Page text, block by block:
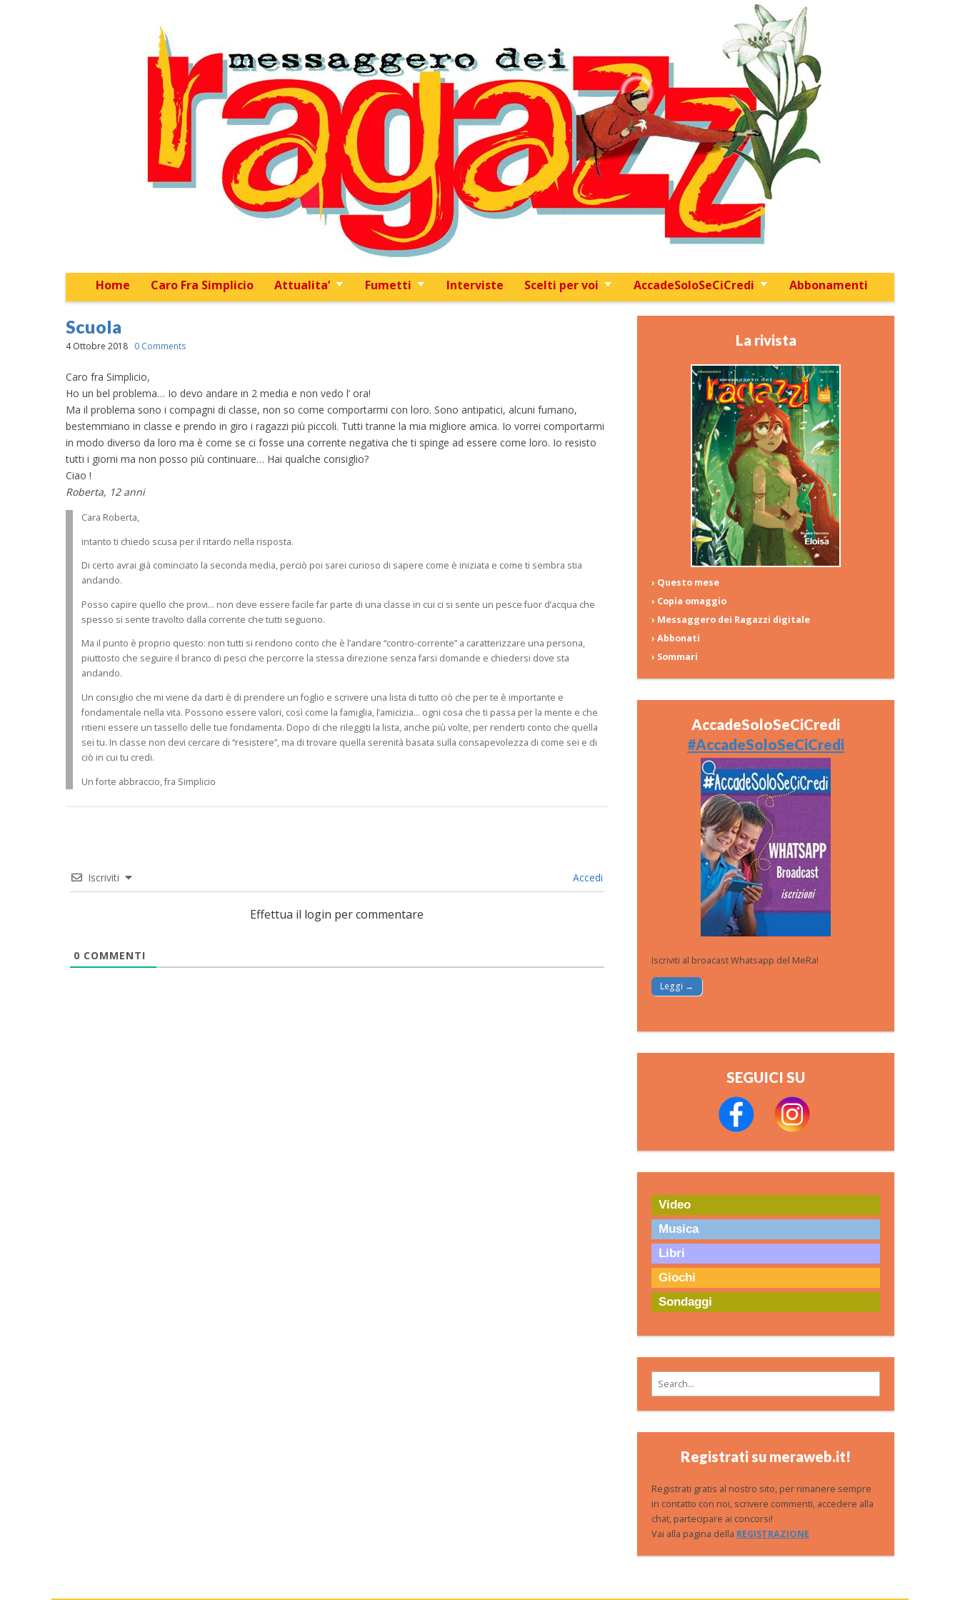
Skip to content
Home Caro Fra Simplicio Attualita’ Fumetti Interviste Scelti per voi AccadeSoloSeCiCredi Abbonamenti
Sub menu
Scuola
4 Ottobre 2018 0 Comments
Caro fra Simplicio,
Ho un bel problema… Io devo andare in 2 media e non vedo l’ ora!
Ma il problema sono i compagni di classe, non so come comportarmi con loro. Sono antipatici, alcuni fumano,
bestemmiano in classe e prendo in giro i ragazzi più piccoli. Tutti tranne la mia migliore amica. Io vorrei comportarmi
in modo diverso da loro ma è come se ci fosse una corrente negativa che ti spinge ad essere come loro. Io resisto
tutti i giorni ma non posso più continuare… Hai qualche consiglio?
Ciao !
Roberta, 12 anni
Cara Roberta,
intanto ti chiedo scusa per il ritardo nella risposta.
Di certo avrai già cominciato la seconda media, perciò poi sarei curioso di sapere come è iniziata e come ti sembra stia
andando.
Posso capire quello che provi… non deve essere facile far parte di una classe in cui ci si sente un pesce fuor d’acqua che
spesso si sente travolto dalla corrente che tutti seguono.
Ma il punto è proprio questo: non tutti si rendono conto che è l’andare “contro-corrente” a caratterizzare una persona,
piuttosto che seguire il branco di pesci che percorre la stessa direzione senza farsi domande e chiedersi dove sta
andando.
Un consiglio che mi viene da darti è di prendere un foglio e scrivere una lista di tutto ciò che per te è importante e
fondamentale nella vita. Possono essere valori, così come la famiglia, l’amicizia… ogni cosa che ti passa per la mente e che
ritieni essere un tassello delle tue fondamenta. Dopo di che rileggiti la lista, anche più volte, per renderti conto che quella
sei tu. In classe non devi cercare di “resistere”, ma di trovare quella serenità basata sulla consapevolezza di come sei e di
ciò in cui tu credi.
Un forte abbraccio, fra Simplicio
Iscriviti Accedi
Effettua il login per commentare
0 COMMENTI
La rivista
› Questo mese
› Copia omaggio
› Messaggero dei Ragazzi digitale
› Abbonati
› Sommari
AccadeSoloSeCiCredi
#AccadeSoloSeCiCredi
Iscriviti al broacast Whatsapp del MeRa!
Leggi →
SEGUICI SU
Video
Musica
Libri
Giochi
Sondaggi
Search for:
Registrati su meraweb.it!
Registrati gratis al nostro sito, per rimanere sempre
in contatto con noi, scrivere commenti, accedere alla
chat, partecipare ai concorsi!
Vai alla pagina della REGISTRAZIONE